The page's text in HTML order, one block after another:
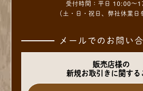
受付時間： 平日 10:00～
（土・日・祝日、弊社休業日
メールでのお問い
販売店様の
新規お取引きに関する